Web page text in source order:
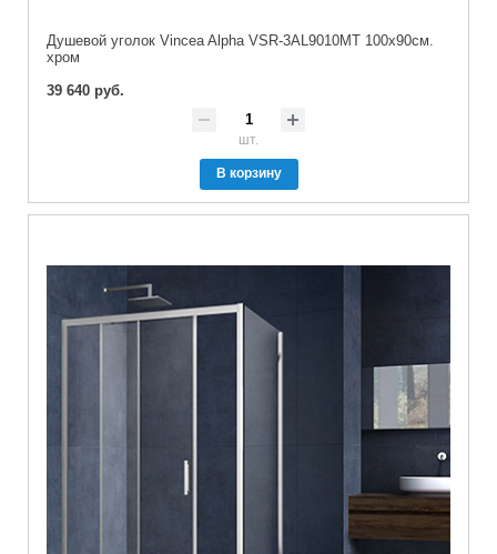
Душевой уголок Vincea Alpha VSR-3AL9010MT 100х90см.
хром
39 640 руб.
шт.
В корзину